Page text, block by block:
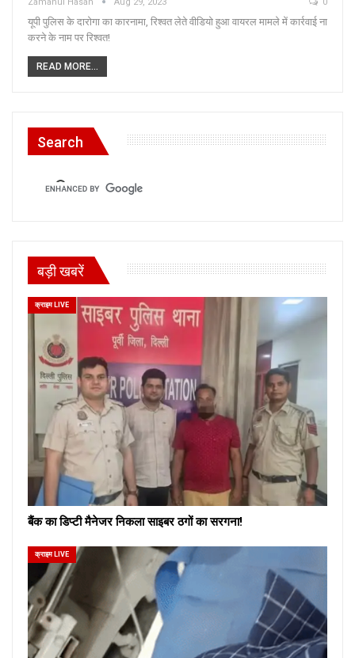
यूपी पुलिस के दारोगा का कारनामा, रिश्वत लेते वीडियो हुआ वायरल मामले में कार्रवाई ना
करने के नाम पर रिश्वत!
READ MORE...
Search
बड़ी खबरें
क्राइम LIVE
बैंक का डिप्टी मैनेजर निकला साइबर ठगों का सरगना!
क्राइम LIVE